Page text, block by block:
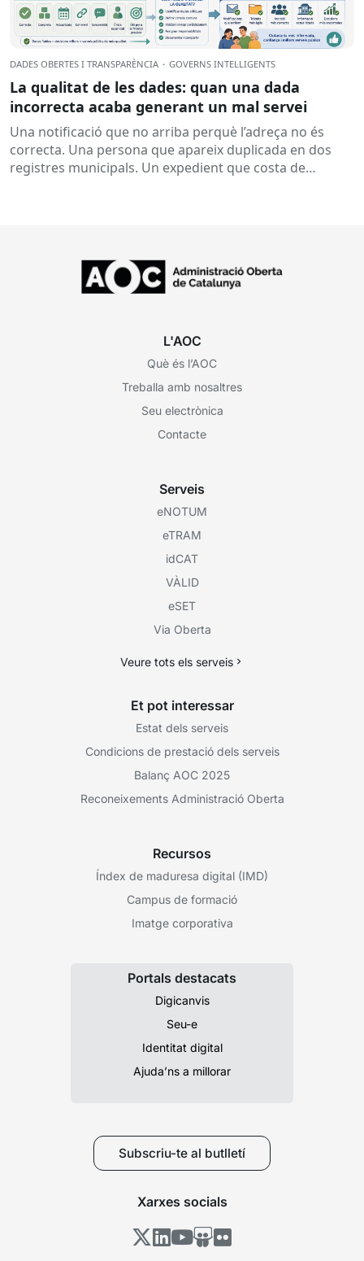
DADES OBERTES I TRANSPARÈNCIA · GOVERNS INTEL·LIGENTS
La qualitat de les dades: quan una dada
incorrecta acaba generant un mal servei
Una notificació que no arriba perquè l’adreça no és
correcta. Una persona que apareix duplicada en dos
registres municipals. Un expedient que costa de
L'AOC
Què és l’AOC
Treballa amb nosaltres
Seu electrònica
Contacte
Serveis
eNOTUM
eTRAM
idCAT
VÀLID
eSET
Via Oberta
Veure tots els serveis
Et pot interessar
Estat dels serveis
Condicions de prestació dels serveis
Balanç AOC 2025
Reconeixements Administració Oberta
Recursos
Índex de maduresa digital (IMD)
Campus de formació
Imatge corporativa
Portals destacats
Digicanvis
Seu-e
Identitat digital
Ajuda’ns a millorar
Subscriu-te al butlletí
Xarxes socials